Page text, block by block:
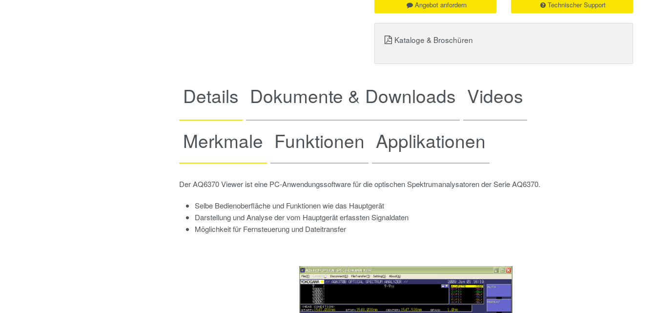
Angebot anfordern Technischer Support
Kataloge & Broschüren
Details Dokumente & Downloads Videos
Merkmale Funktionen Applikationen
Der AQ6370 Viewer ist eine PC-Anwendungssoftware für die optischen Spektrumanalysatoren der Serie AQ6370.
Selbe Bedienoberfläche und Funktionen wie das Hauptgerät
Darstellung und Analyse der vom Hauptgerät erfassten Signaldaten
Möglichkeit für Fernsteuerung und Dateitransfer